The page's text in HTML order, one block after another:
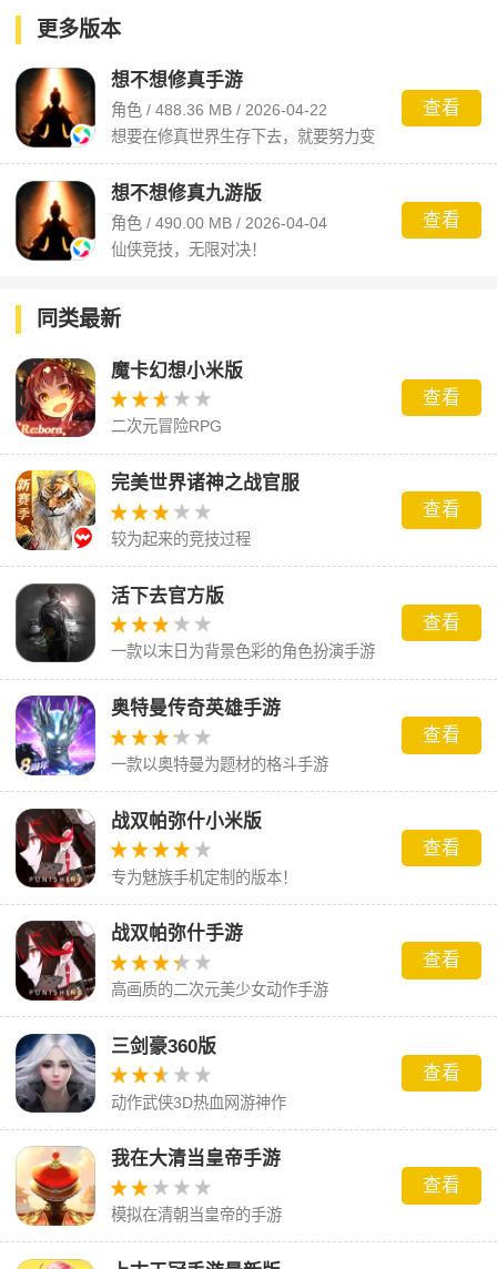
更多版本
想不想修真手游
角色 / 488.36 MB / 2026-04-22
想要在修真世界生存下去，就要努力变
强
查看
想不想修真九游版
角色 / 490.00 MB / 2026-04-04
仙侠竞技，无限对决！
查看
同类最新
魔卡幻想小米版
二次元冒险RPG
查看
完美世界诸神之战官服
较为起来的竞技过程
查看
活下去官方版
一款以末日为背景色彩的角色扮演手游
查看
奥特曼传奇英雄手游
一款以奥特曼为题材的格斗手游
查看
战双帕弥什小米版
专为魅族手机定制的版本！
查看
战双帕弥什手游
高画质的二次元美少女动作手游
查看
三剑豪360版
动作武侠3D热血网游神作
查看
我在大清当皇帝手游
模拟在清朝当皇帝的手游
查看